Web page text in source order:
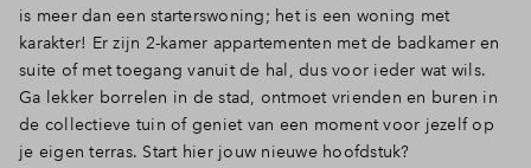
is meer dan een starterswoning; het is een woning met
karakter! Er zijn 2-kamer appartementen met de badkamer en
suite of met toegang vanuit de hal, dus voor ieder wat wils.
Ga lekker borrelen in de stad, ontmoet vrienden en buren in
de collectieve tuin of geniet van een moment voor jezelf op
je eigen terras. Start hier jouw nieuwe hoofdstuk?